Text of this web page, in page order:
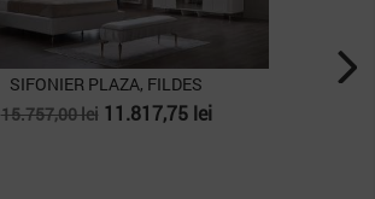
SIFONIER PLAZA, FILDES
Pret
15.757,00 lei Pret
11.817,75 lei